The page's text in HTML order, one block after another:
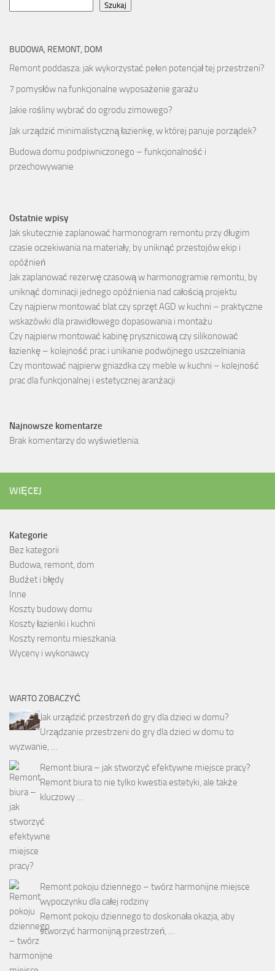
Szukaj
BUDOWA, REMONT, DOM
Remont poddasza: jak wykorzystać pełen potencjał tej przestrzeni?
7 pomysłów na funkcjonalne wyposażenie garażu
Jakie rośliny wybrać do ogrodu zimowego?
Jak urządzić minimalistyczną łazienkę, w której panuje porządek?
Budowa domu podpiwniczonego – funkcjonalność i
przechowywanie
Ostatnie wpisy
Jak skutecznie zaplanować harmonogram remontu przy długim
czasie oczekiwania na materiały, by uniknąć przestojów ekip i
opóźnień
Jak zaplanować rezerwę czasową w harmonogramie remontu, by
uniknąć dominacji jednego opóźnienia nad całością projektu
Czy najpierw montować blat czy sprzęt AGD w kuchni – praktyczne
wskazówki dla prawidłowego dopasowania i montażu
Czy najpierw montować kabinę prysznicową czy silikonować
łazienkę – kolejność prac i unikanie podwójnego uszczelniania
Czy montować najpierw gniazdka czy meble w kuchni – kolejność
prac dla funkcjonalnej i estetycznej aranżacji
Najnowsze komentarze
Brak komentarzy do wyświetlenia.
WIĘCEJ
Kategorie
Bez kategorii
Budowa, remont, dom
Budżet i błędy
Inne
Koszty budowy domu
Koszty łazienki i kuchni
Koszty remontu mieszkania
Wyceny i wykonawcy
WARTO ZOBACZYĆ
Jak urządzić przestrzeń do gry dla dzieci w domu?
Urządzanie przestrzeni do gry dla dzieci w domu to
wyzwanie, …
Remont biura – jak stworzyć efektywne miejsce pracy?
Remont biura to nie tylko kwestia estetyki, ale także
kluczowy …
Remont pokoju dziennego – twórz harmonijne miejsce
wypoczynku dla całej rodziny
Remont pokoju dziennego to doskonała okazja, aby
stworzyć harmonijną przestrzeń, …